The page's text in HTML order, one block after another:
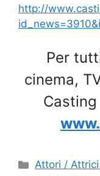
http://
Per
cinema,
Categorie
Attori / Attrici